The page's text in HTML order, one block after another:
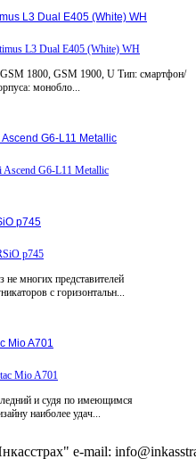
L3 Dual E405 (White) WH
1800, GSM 1900, U Тип: смартфон/
монобло...
G6-L11 Metallic
p745
многих представителей
с горизонтальн...
Mio A701
и судя по имеющимся
наиболее удач...
e-mail: